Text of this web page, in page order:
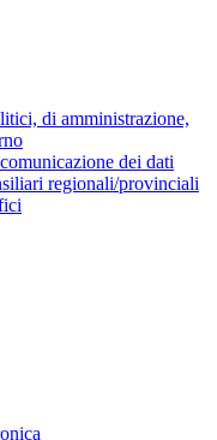
di amministrazione,
dei dati
regionali/provinciali